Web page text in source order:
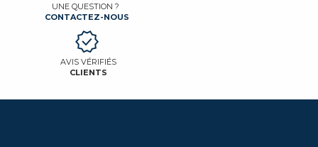
UNE QUESTION ?
CONTACTEZ-NOUS
AVIS VÉRIFIÉS
CLIENTS